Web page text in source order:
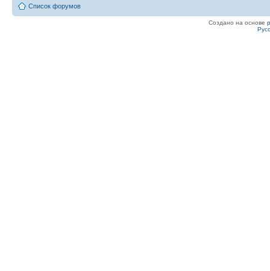
Список форумов
Создано на основе